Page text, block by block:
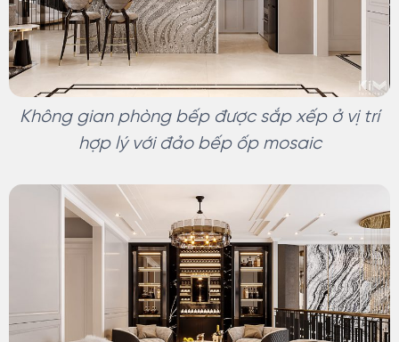
Không gian phòng bếp được sắp xếp ở vị trí
hợp lý với đảo bếp ốp mosaic